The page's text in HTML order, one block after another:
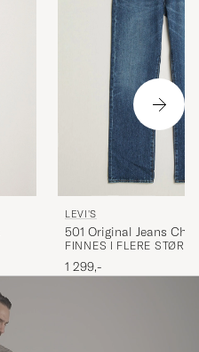
LEVI'S
501 Original Jeans
Mind
FINNES I FLERE
1 299,-